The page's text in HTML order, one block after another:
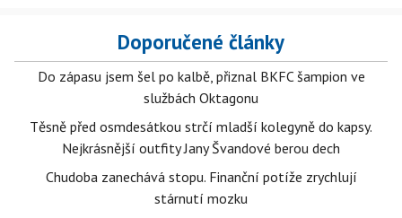
Doporučené články
Do zápasu jsem šel po kalbě, přiznal BKFC šampion ve
službách Oktagonu
Těsně před osmdesátkou strčí mladší kolegyně do kapsy.
Nejkrásnější outfity Jany Švandové berou dech
Chudoba zanechává stopu. Finanční potíže zrychlují
stárnutí mozku